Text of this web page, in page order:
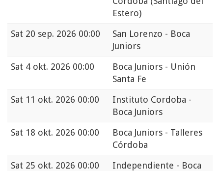
Estero)
Sat 20 sep. 2026 00:00
San Lorenzo - Boca
Juniors
Sat 4 okt. 2026 00:00
Boca Juniors - Unión
Santa Fe
Sat 11 okt. 2026 00:00
Instituto Cordoba -
Boca Juniors
Sat 18 okt. 2026 00:00
Boca Juniors - Talleres
Córdoba
Sat 25 okt. 2026 00:00
Independiente - Boca